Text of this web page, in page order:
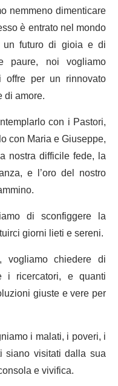
nemmeno dimenticare
è entrato nel mondo
un futuro di gioia e di
paure, noi vogliamo
per un rinnovato
amore.
con i Pastori,
con Maria e Giuseppe,
nostra difficile fede, la
e l’oro del nostro
di sconfiggere la
giorni lieti e sereni.
vogliamo chiedere di
ricercatori, e quanti
giuste e vere per
i malati, i poveri, i
siano visitati dalla sua
e vivifica.